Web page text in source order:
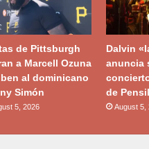
de Pittsburgh
a Marcell Ozuna
al dominicano
Simón
5, 2026
Dalvin
anuncia
de
August 5,